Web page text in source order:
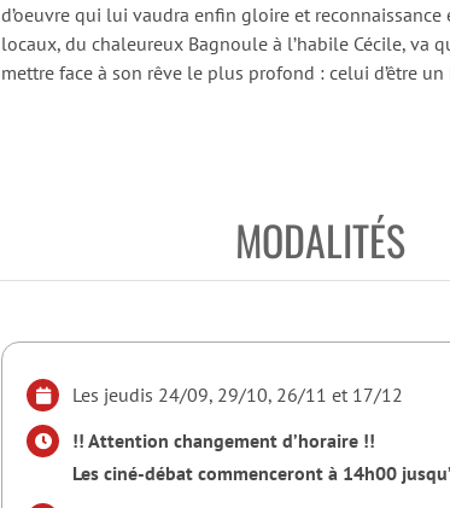
d’oeuvre qui lui vaudra enfin gloire et
locaux, du chaleureux Bagnoule à l’habile Cécile, va
mettre face à son rêve le plus profond : celui d’être
MODALITÉS
Les jeudis 24/09, 29/10, 26/11 et 17/12
!! Attention changement d’horaire !!
Les ciné-débat commenceront à 14h00